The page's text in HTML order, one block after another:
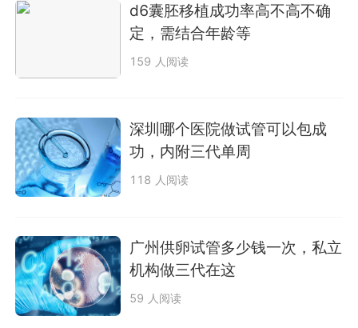
d6囊胚移植成功率高不高不确
定，需结合年龄等
159 人阅读
深圳哪个医院做试管可以包成
功，内附三代单周
118 人阅读
广州供卵试管多少钱一次，私立
机构做三代在这
59 人阅读